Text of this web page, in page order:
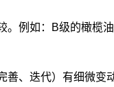
。例如：B级的橄榄
善、迭代）有细微变